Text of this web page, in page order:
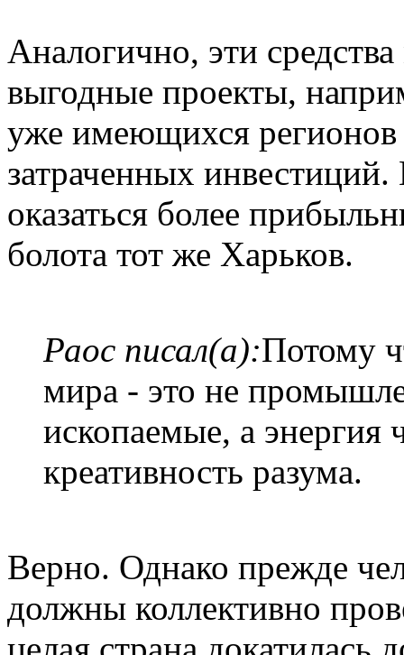
Аналогично, эти
выгодные проекты,
уже имеющихся
затраченных
оказаться более
болота тот же Харьков.
Раос писал(а):Потому
мира - это не
ископаемые, а энергия
креативность разума.
Верно. Однако прежде
должны коллективно